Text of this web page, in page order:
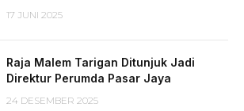
17 JUNI 2025
Raja Malem Tarigan Ditunjuk Jadi
Direktur Perumda Pasar Jaya
24 DESEMBER 2025